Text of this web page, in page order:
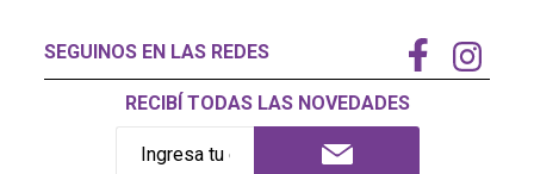
SEGUINOS EN LAS REDES
RECIBÍ TODAS LAS NOVEDADES